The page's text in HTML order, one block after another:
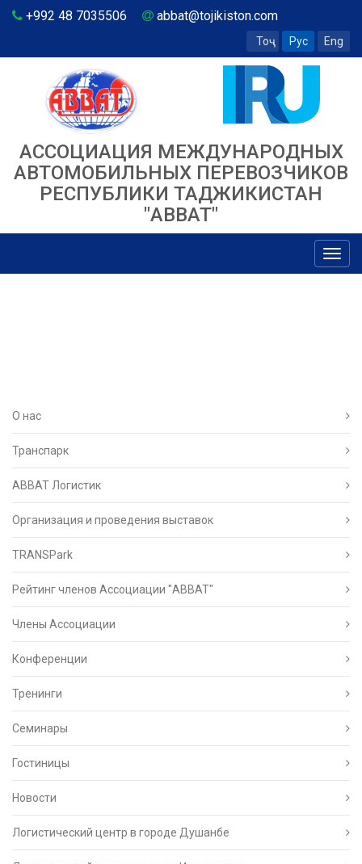
+992 48 7035506 abbat@tojikiston.com
Тоҷ Рус Eng
АССОЦИАЦИЯ МЕЖДУНАРОДНЫХ
АВТОМОБИЛЬНЫХ ПЕРЕВОЗЧИКОВ
РЕСПУБЛИКИ ТАДЖИКИСТАН
"ABBAT"
О нас
Транспарк
ABBAT Логистик
Организация и проведения выставок
TRANSPark
Рейтинг членов Ассоциации "АВВАТ"
Члены Ассоциации
Конференции
Тренинги
Семинары
Гостиницы
Новости
Логистический центр в городе Душанбе